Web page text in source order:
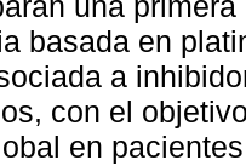
basada en
a
con el
en